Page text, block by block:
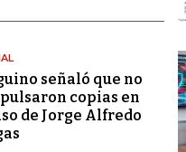
señaló que no
copias en
de Jorge Alfredo